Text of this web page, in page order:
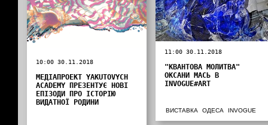
11:00 30.11.2018
"КВАНТОВА МОЛИТВА"
ОКСАНИ МАСЬ В
INVOGUE#ART
ВИСТАВКА ОДЕСА INVOGUE
10:00 30.11.2018
МЕДІАПРОЕКТ YAKUTOVYCH
ACADEMY ПРЕЗЕНТУЄ НОВІ
ЕПІЗОДИ ПРО ІСТОРІЮ
ВИДАТНОЇ РОДИНИ